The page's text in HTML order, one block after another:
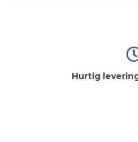
Hurtig